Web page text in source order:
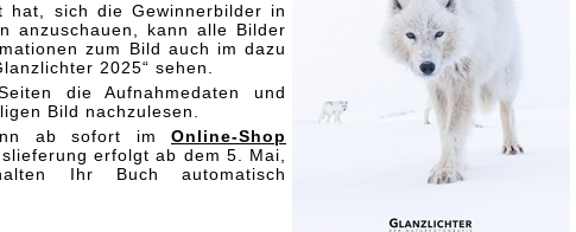
hat, sich die Gewinnerbilder in
anzuschauen, kann alle Bilder
zum Bild auch im dazu
2025“ sehen.
die Aufnahmedaten und
Bild nachzulesen.
ab sofort im Online-Shop
erfolgt ab dem 5. Mai,
Ihr Buch automatisch